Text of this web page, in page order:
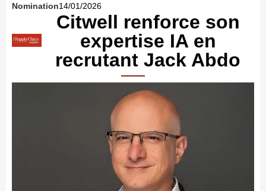
Citwell renforce son
expertise IA en
recrutant Jack Abdo
Nomination14/01/2026